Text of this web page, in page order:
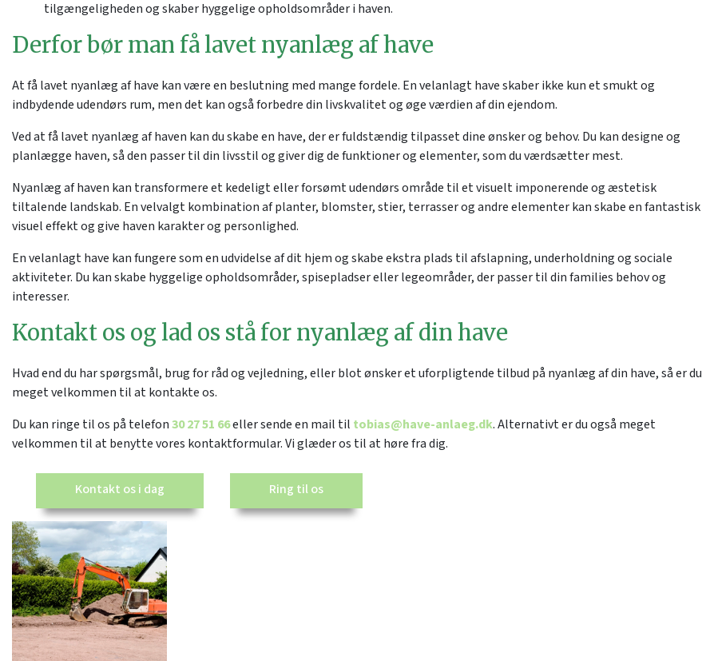
tilgængeligheden og skaber hyggelige opholdsområder i haven.
Derfor bør man få lavet nyanlæg af have
At få lavet nyanlæg af have kan være en beslutning med mange fordele. En velanlagt have skaber ikke kun et smukt og
indbydende udendørs rum, men det kan også forbedre din livskvalitet og øge værdien af din ejendom.
Ved at få lavet nyanlæg af haven kan du skabe en have, der er fuldstændig tilpasset dine ønsker og behov. Du kan designe og
planlægge haven, så den passer til din livsstil og giver dig de funktioner og elementer, som du værdsætter mest.
Nyanlæg af haven kan transformere et kedeligt eller forsømt udendørs område til et visuelt imponerende og æstetisk
tiltalende landskab. En velvalgt kombination af planter, blomster, stier, terrasser og andre elementer kan skabe en fantastisk
visuel effekt og give haven karakter og personlighed.
En velanlagt have kan fungere som en udvidelse af dit hjem og skabe ekstra plads til afslapning, underholdning og sociale
aktiviteter. Du kan skabe hyggelige opholdsområder, spisepladser eller legeområder, der passer til din families behov og
interesser.
Kontakt os og lad os stå for nyanlæg af din have
Hvad end du har spørgsmål, brug for råd og vejledning, eller blot ønsker et uforpligtende tilbud på nyanlæg af din have, så er du
meget velkommen til at kontakte os.
Du kan ringe til os på telefon30 27 51 66eller sende en mail til tobias@have-anlaeg.dk. Alternativt er du også meget
velkommen til at benytte vores kontaktformular. Vi glæder os til at høre fra dig.
Kontakt os i dag Ring til os